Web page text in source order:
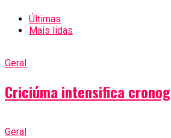
Últimas
Mais lidas
Geral
Criciúma intensifica
Geral